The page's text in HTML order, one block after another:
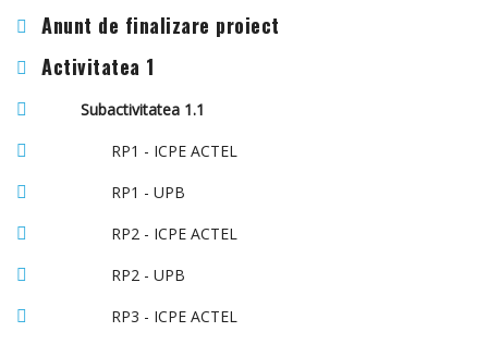
Anunt de finalizare proiect
Activitatea 1
Subactivitatea 1.1
RP1 - ICPE ACTEL
RP1 - UPB
RP2 - ICPE ACTEL
RP2 - UPB
RP3 - ICPE ACTEL